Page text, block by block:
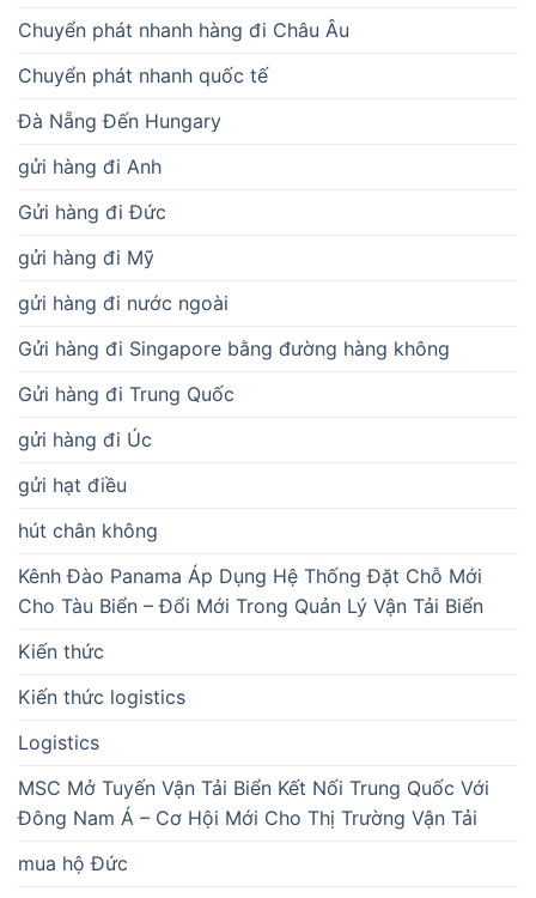
Chuyển phát nhanh hàng đi Châu Âu
Chuyển phát nhanh quốc tế
Đà Nẵng Đến Hungary
gửi hàng đi Anh
Gửi hàng đi Đức
gửi hàng đi Mỹ
gửi hàng đi nước ngoài
Gửi hàng đi Singapore bằng đường hàng không
Gửi hàng đi Trung Quốc
gửi hàng đi Úc
gửi hạt điều
hút chân không
Kênh Đào Panama Áp Dụng Hệ Thống Đặt Chỗ Mới
Cho Tàu Biển – Đổi Mới Trong Quản Lý Vận Tải Biển
Kiến thức
Kiến thức logistics
Logistics
MSC Mở Tuyến Vận Tải Biển Kết Nối Trung Quốc Với
Đông Nam Á – Cơ Hội Mới Cho Thị Trường Vận Tải
mua hộ Đức